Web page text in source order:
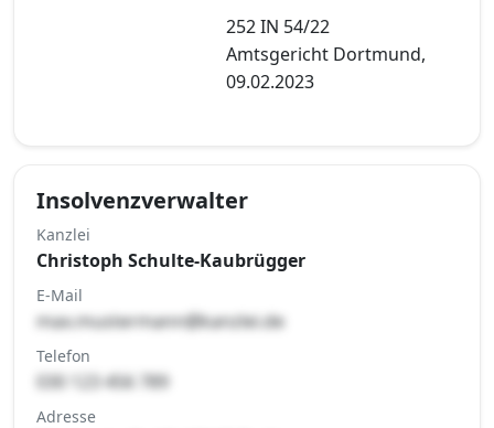
252 IN 54/22
Amtsgericht Dortmund,
09.02.2023
Insolvenzverwalter
Kanzlei
Christoph Schulte-Kaubrügger
E-Mail
max.mustermann@kanzlei.de
Telefon
030 123 456 789
Adresse